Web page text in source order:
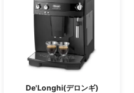
De'Longhi(デロンギ)